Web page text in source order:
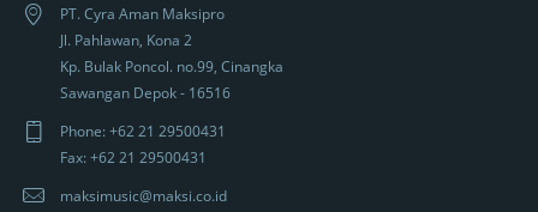
PT. Cyra Aman Maksipro
Jl. Pahlawan, Kona 2
Kp. Bulak Poncol. no.99, Cinangka
Sawangan Depok - 16516
Phone: +62 21 29500431
Fax: +62 21 29500431
maksimusic@maksi.co.id